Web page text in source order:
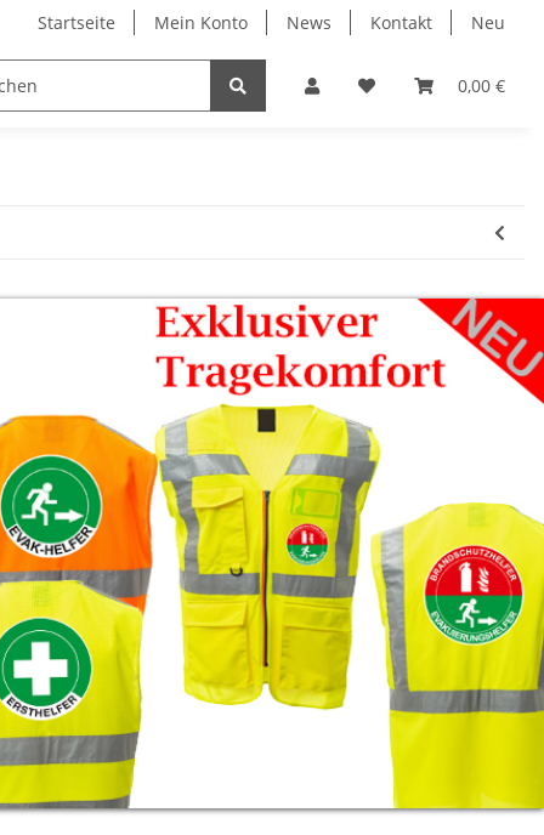
Startseite Mein Konto News Kontakt Neu
0,00 €
Individual Druck Profi